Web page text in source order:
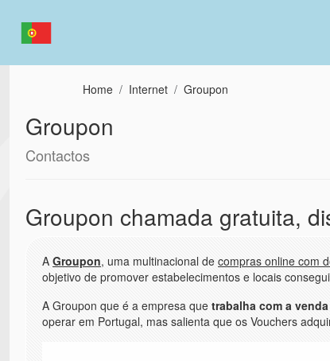
Home Internet Groupon
Groupon
Contactos
Groupon chamada gratuita,
A Groupon, uma multinacional de compras online com
objetivo de promover estabelecimentos e locais
A Groupon que é a empresa que trabalha com a
operar em Portugal, mas salienta que os Vouchers